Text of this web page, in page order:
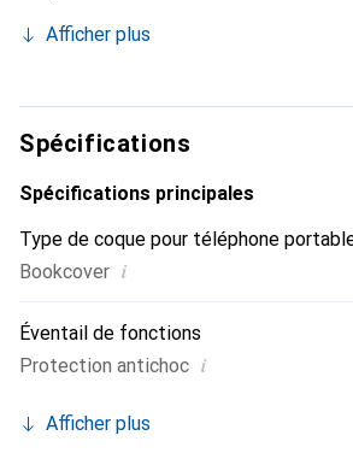
indispensable de votre smartphone. La
qualité et constitue un choix sûr pour
exigeante.
Afficher plus
Spécifications
Spécifications principales
Type de coque pour téléphone
Bookcover i
Éventail de fonctions
Protection antichoc i
Afficher plus